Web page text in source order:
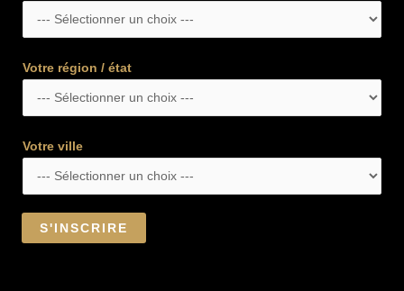
Votre région / état
Votre ville
S'INSCRIRE